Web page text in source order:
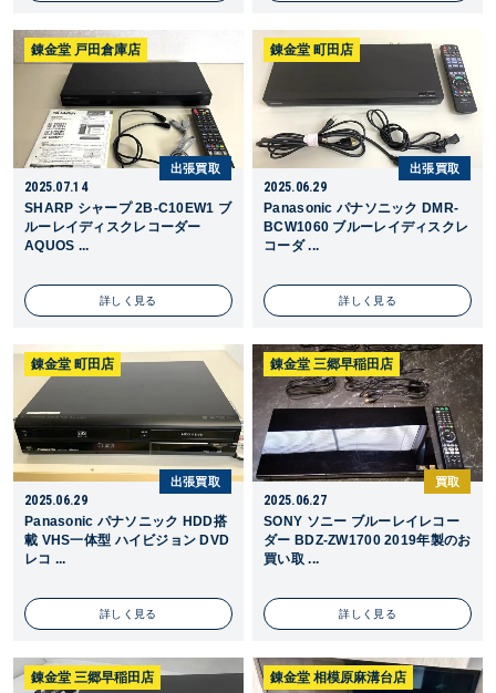
錬金堂 戸田倉庫店
出張買取
2025.07.14
SHARP シャープ 2B-C10EW1 ブ
ルーレイディスクレコーダー
AQUOS ...
詳しく見る
錬金堂 町田店
出張買取
2025.06.29
Panasonic パナソニック DMR-
BCW1060 ブルーレイディスクレ
コーダ ...
詳しく見る
錬金堂 町田店
出張買取
2025.06.29
Panasonic パナソニック HDD搭
載 VHS一体型 ハイビジョン DVD
レコ ...
詳しく見る
錬金堂 三郷早稲田店
買取
2025.06.27
SONY ソニー ブルーレイレコー
ダー BDZ-ZW1700 2019年製のお
買い取 ...
詳しく見る
錬金堂 三郷早稲田店 錬金堂 相模原麻溝台店